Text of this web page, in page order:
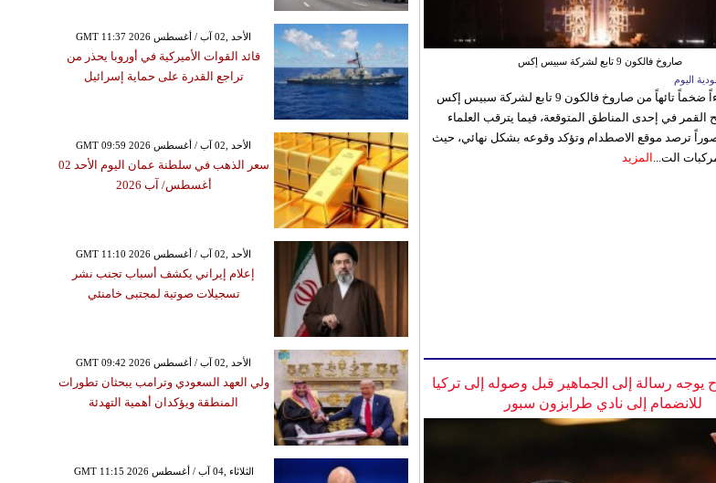
صاروخ فالكون 9 تابع لشركة سبيس إكس
اليوم
يُعتقد أن جزءاً ضخماً تائهاً من صاروخ فالكون 9 تابع لشركة سبيس إكس
في إحدى المناطق المتوقعة، فيما يترقب العلماء
ترصد موقع الاصطدام وتؤكد وقوعه بشكل نهائي، حيث
الت... المزيد
يوجه رسالة إلى الجماهير قبل وصوله إلى تركيا
للانضمام إلى نادي طرابزون سبور
GMT 11:37 2026 الأحد ,02 آب / أغسطس
قائد القوات الأميركية في أوروبا يحذر من
تراجع القدرة على حماية إسرائيل
GMT 09:59 2026 الأحد ,02 آب / أغسطس
سعر الذهب في سلطنة عمان اليوم الأحد 02
أغسطس/ آب 2026
GMT 11:10 2026 الأحد ,02 آب / أغسطس
إعلام إيراني يكشف أسباب تجنب نشر
تسجيلات صوتية لمجتبى خامنئي
GMT 09:42 2026 الأحد ,02 آب / أغسطس
ولي العهد السعودي وترامب يبحثان تطورات
المنطقة ويؤكدان أهمية التهدئة
GMT 11:15 2026 الثلاثاء ,04 آب / أغسطس